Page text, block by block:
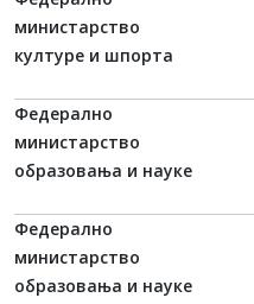
министарство
културе и шпорта
Федерално
министарство
образовања и науке
Федерално
министарство
образовања и науке